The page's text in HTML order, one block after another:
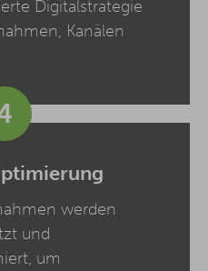
Digitalstrategie
Kanälen
werden
und
um